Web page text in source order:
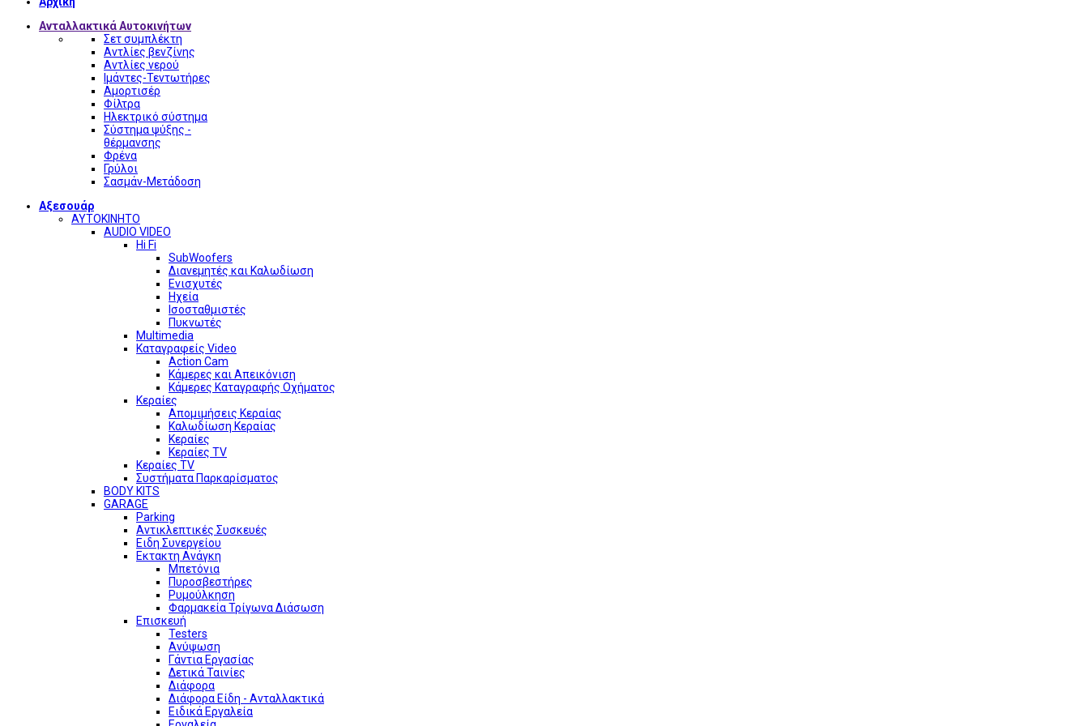
Ανταλλακτικά Αυτοκινήτων
Σετ συμπλέκτη
Αντλίες βενζίνης
Αντλίες νερού
Ιμάντες-Τεντωτήρες
Αμορτισέρ
Φίλτρα
Ηλεκτρικό σύστημα
Σύστημα ψύξης -
θέρμανσης
Φρένα
Γρύλοι
Σασμάν-Μετάδοση
Αξεσουάρ
ΑΥΤΟΚΙΝΗΤΟ
AUDIO VIDEO
Hi Fi
SubWoofers
Διανεμητές και Καλωδίωση
Ενισχυτές
Ηχεία
Ισοσταθμιστές
Πυκνωτές
Multimedia
Καταγραφείς Video
Action Cam
Κάμερες και Απεικόνιση
Κάμερες Καταγραφής Οχήματος
Κεραίες
Απομιμήσεις Κεραίας
Καλωδίωση Κεραίας
Κεραίες
Κεραίες TV
Κεραίες TV
Συστήματα Παρκαρίσματος
BODY KITS
GARAGE
Parking
Αντικλεπτικές Συσκευές
Ειδη Συνεργείου
Εκτακτη Ανάγκη
Μπετόνια
Πυροσβεστήρες
Ρυμούλκηση
Φαρμακεία Τρίγωνα Διάσωση
Επισκευή
Testers
Ανύψωση
Γάντια Εργασίας
Δετικά Ταινίες
Διάφορα
Διάφορα Είδη - Ανταλλακτικά
Ειδικά Εργαλεία